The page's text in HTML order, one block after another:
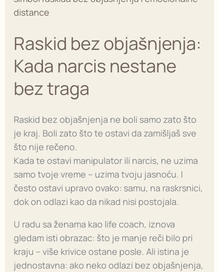
Raskid bez objašnjenja:
Kada narcis nestane
bez traga
Raskid bez objašnjenja ne boli samo zato što
je kraj. Boli zato što te ostavi da zamišljaš sve
što nije rečeno.
Kada te ostavi manipulator ili narcis, ne uzima
samo tvoje vreme – uzima tvoju jasnoću. I
često ostavi upravo ovako: samu, na raskrsnici,
dok on odlazi kao da nikad nisi postojala.
U radu sa ženama kao life coach, iznova
gledam isti obrazac: što je manje reči bilo pri
kraju – više krivice ostane posle. Ali istina je
jednostavna: ako neko odlazi bez objašnjenja,
objašnjenja:
narcis
nestane
bez
traga